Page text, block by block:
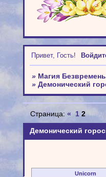
Привет, Гость!
» Магия
» Демонический
Демонический
Страница: « 1 2
Unicorn